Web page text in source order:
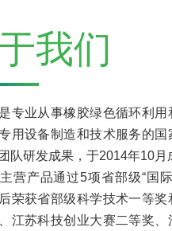
我们
专业从事橡胶绿色循环利
用设备制造和技术服务的
队研发成果，于2014年10月
营产品通过5项省部级“国
荣获省部级科学技术一等
江苏科技创业大赛二等奖